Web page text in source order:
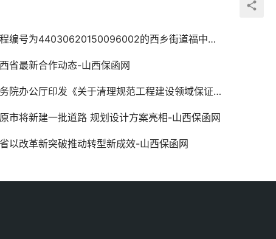
号为44030620150096002的西乡街道福中福片区雨污分流管网工程投标保函
省最新合作动态-山西保函网
院办公厅印发《关于清理规范工程建设领域保证金的通知》
市将新建一批道路 规划设计方案亮相-山西保函网
以改革新突破推动转型新成效-山西保函网